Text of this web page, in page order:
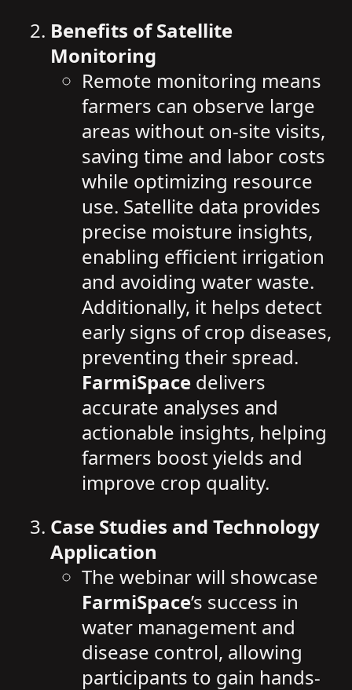
Benefits of Satellite
Monitoring
Remote monitoring means
farmers can observe large
areas without on-site visits,
saving time and labor costs
while optimizing resource
use. Satellite data provides
precise moisture insights,
enabling efficient irrigation
and avoiding water waste.
Additionally, it helps detect
early signs of crop diseases,
preventing their spread.
FarmiSpace delivers
accurate analyses and
actionable insights, helping
farmers boost yields and
improve crop quality.
Case Studies and Technology
Application
The webinar will showcase
FarmiSpace’s success in
water management and
disease control, allowing
participants to gain hands-